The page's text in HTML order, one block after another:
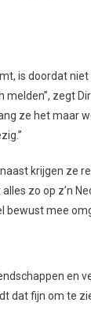
is doordat
zegt
ze het maar
krijgen ze
zo op z’n
bewust mee
en
dat fijn om te